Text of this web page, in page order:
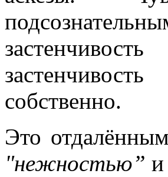
собственно.
Это
"нежностью” и